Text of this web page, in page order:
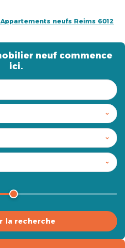
neufs Reims 6012
neuf commence
ici.
la recherche